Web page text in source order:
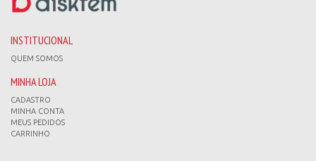
INSTITUCIONAL
QUEM SOMOS
MINHA LOJA
CADASTRO
MINHA CONTA
MEUS PEDIDOS
CARRINHO